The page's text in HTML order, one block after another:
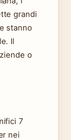
grandi
stanno
Il
o
7
nei